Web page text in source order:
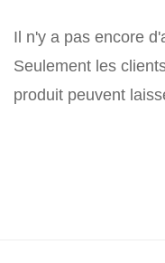
Il n'y a pas encore
Seulement les
produit peuvent